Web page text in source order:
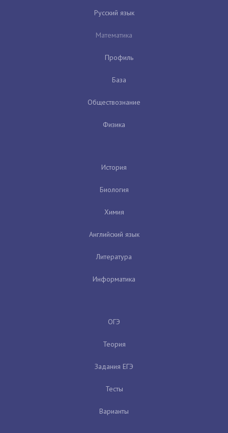
Русский язык
Математика
Профиль
База
Обществознание
Физика
История
Биология
Химия
Английский язык
Литература
Информатика
ОГЭ
Теория
Задания ЕГЭ
Тесты
Варианты